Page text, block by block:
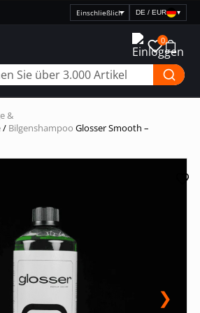
PreisanzeigeDE / EUR ▾
0
&
/ Bilgenshampoo Glosser Smooth –
❯